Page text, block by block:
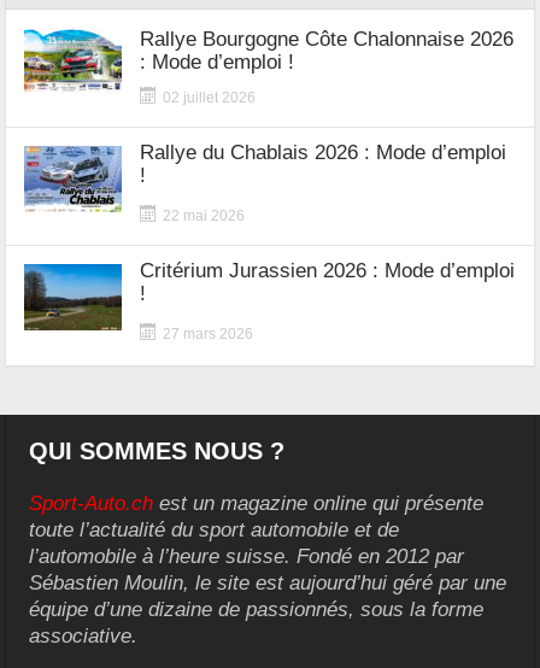
Rallye Bourgogne Côte Chalonnaise 2026
: Mode d’emploi !
02 juillet 2026
Rallye du Chablais 2026 : Mode d’emploi
!
22 mai 2026
Critérium Jurassien 2026 : Mode d’emploi
!
27 mars 2026
QUI SOMMES NOUS ?
Sport-Auto.ch est un magazine online qui présente
toute l’actualité du sport automobile et de
l’automobile à l’heure suisse. Fondé en 2012 par
Sébastien Moulin, le site est aujourd’hui géré par une
équipe d’une dizaine de passionnés, sous la forme
associative.